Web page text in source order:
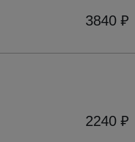
3840 ₽
2240 ₽